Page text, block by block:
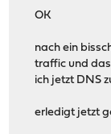
OK
nach ein
traffic und das
ich jetzt DNS
erledigt jetzt